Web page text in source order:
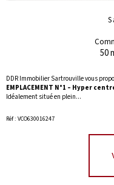
50
DDR Immobilier Sartrouville vous
EMPLACEMENT N°1 – Hyper
Idéalement situé en plein...
Réf : VCO630016247